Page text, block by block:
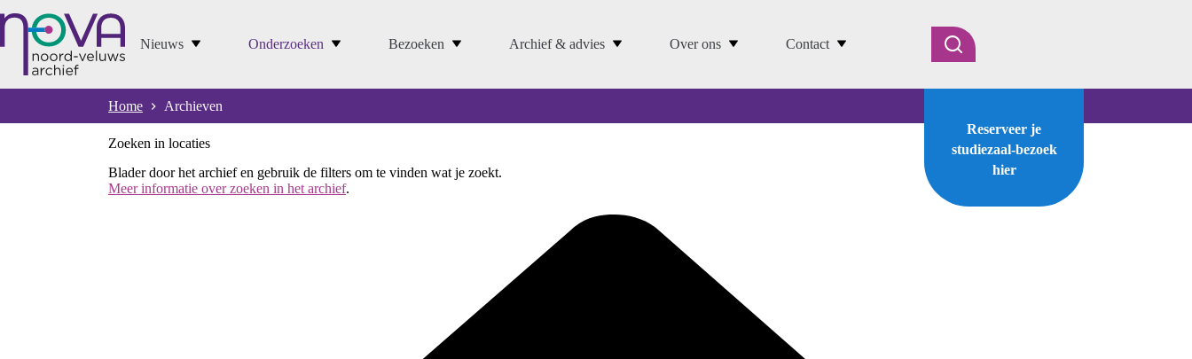
naar
inhoud
Nieuws Onderzoeken Bezoeken Archief & advies Over ons Contact
Home
Archieven
Reserveer je
studiezaal-bezoek
hier
Zoeken in locaties
Blader door het archief en gebruik de filters om te vinden wat je zoekt.
Meer informatie over zoeken in het archief.